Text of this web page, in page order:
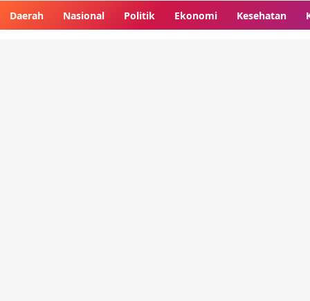
Daerah Nasional Politik Ekonomi Kesehatan